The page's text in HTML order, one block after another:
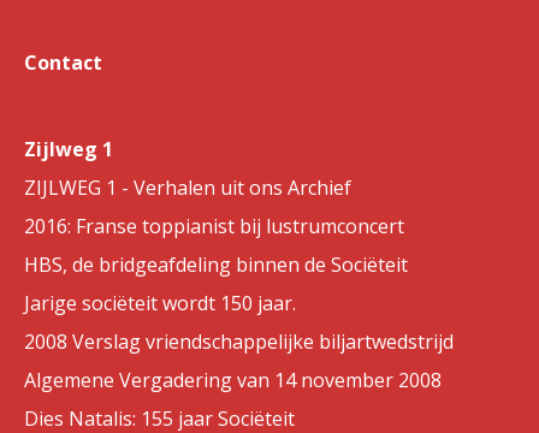
Contact
Zijlweg 1
ZIJLWEG 1 - Verhalen uit ons Archief
2016: Franse toppianist bij lustrumconcert
HBS, de bridgeafdeling binnen de Sociëteit
Jarige sociëteit wordt 150 jaar.
2008 Verslag vriendschappelijke biljartwedstrijd
Algemene Vergadering van 14 november 2008
Dies Natalis: 155 jaar Sociëteit